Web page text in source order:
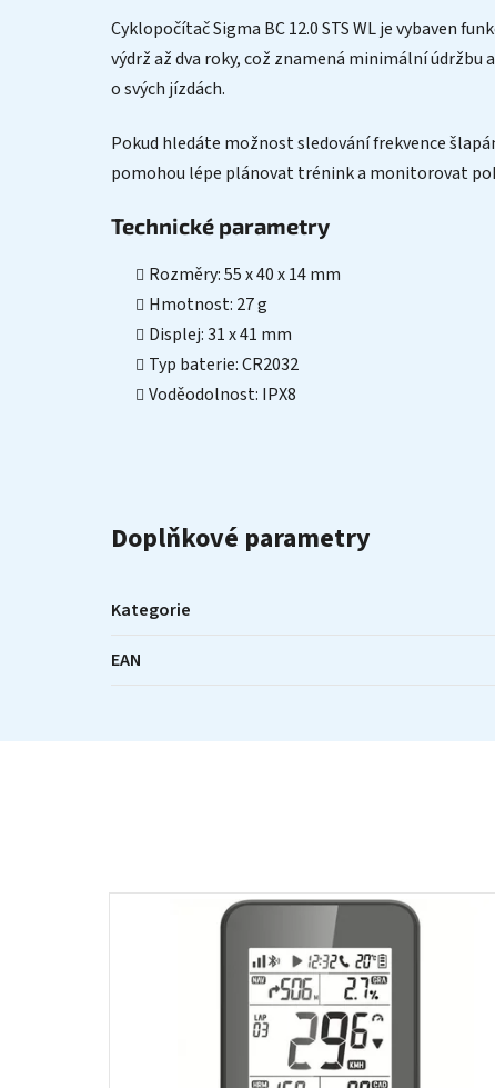
Cyklopočítač Sigma BC 12.0 STS WL je vybaven
výdrž až dva roky, což znamená minimální
o svých jízdách.
Pokud hledáte možnost sledování frekvence
pomohou lépe plánovat trénink a monitorovat
Technické parametry
Rozměry: 55 x 40 x 14 mm
Hmotnost: 27 g
Displej: 31 x 41 mm
Typ baterie: CR2032
Voděodolnost: IPX8
Doplňkové parametry
Kategorie
EAN